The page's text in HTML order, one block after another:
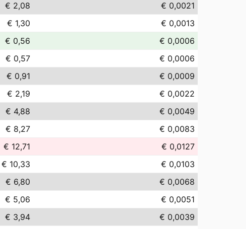
€ 2,08
€ 0,0021
€ 1,30
€ 0,0013
€ 0,56
€ 0,0006
€ 0,57
€ 0,0006
€ 0,91
€ 0,0009
€ 2,19
€ 0,0022
€ 4,88
€ 0,0049
€ 8,27
€ 0,0083
€ 12,71
€ 0,0127
€ 10,33
€ 0,0103
€ 6,80
€ 0,0068
€ 5,06
€ 0,0051
€ 3,94
€ 0,0039